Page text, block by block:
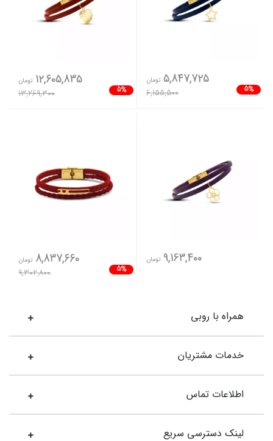
5%
5,847,725 تومان
6,155,500
5%
12,605,835 تومان
13,269,300
9,163,400 تومان
5%
8,837,660 تومان
9,302,800
همراه با روبی
خدمات مشتریان
اطلاعات تماس
لینک دسترسی سریع